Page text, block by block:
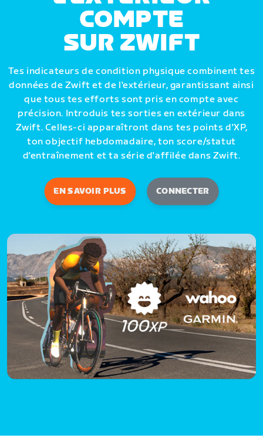
COMPTE
SUR ZWIFT
Tes indicateurs de condition physique combinent tes
données de Zwift et de l'extérieur, garantissant ainsi
que tous tes efforts sont pris en compte avec
précision. Introduis tes sorties en extérieur dans
Zwift. Celles-ci apparaîtront dans tes points d'XP,
ton objectif hebdomadaire, ton score/statut
d'entraînement et ta série d'affilée dans Zwift.
EN SAVOIR PLUS CONNECTER